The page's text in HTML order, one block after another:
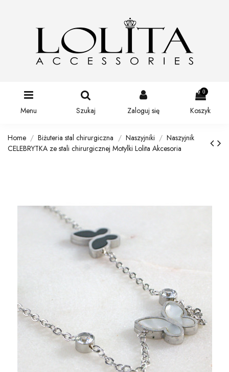
Menu Szukaj Zaloguj się
0
Koszyk
Home Biżuteria stal chirurgiczna Naszyjniki
Naszyjnik
CELEBRYTKA ze stali chirurgicznej Motylki Lolita Akcesoria